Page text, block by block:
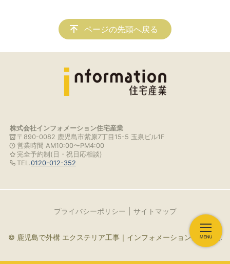
ページの先頭へ戻る
株式会社インフォメーション住宅産業
〒890-0082 鹿児島市紫原7丁目15-5 玉泉ビル1F
営業時間 AM10:00〜PM4:00
完全予約制(日・祝日応相談)
TEL.0120-012-352
プライバシーポリシー サイトマップ
© 鹿児島で外構 エクステリア工事｜インフォメーション住宅産業.